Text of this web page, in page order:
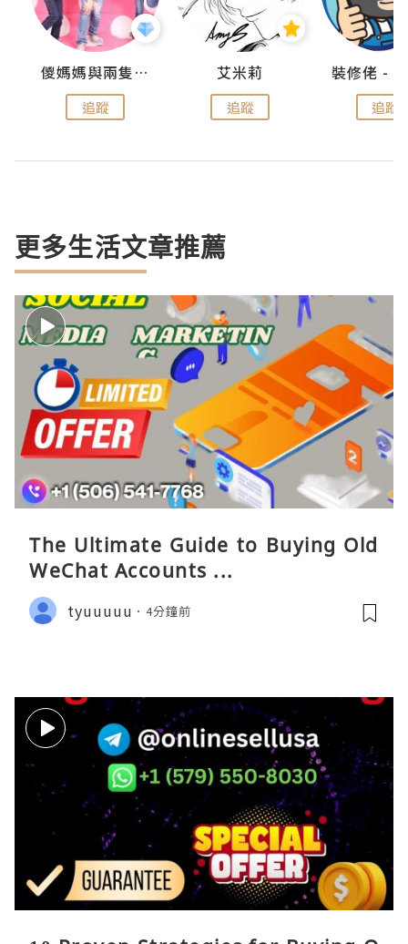
儍媽媽與兩隻小魔怪之家
追蹤
艾米莉
追蹤 追蹤
更多生活文章推薦
The Ultimate Guide to Buying Old
WeChat Accounts ...
tyuuuuu 4分鐘前